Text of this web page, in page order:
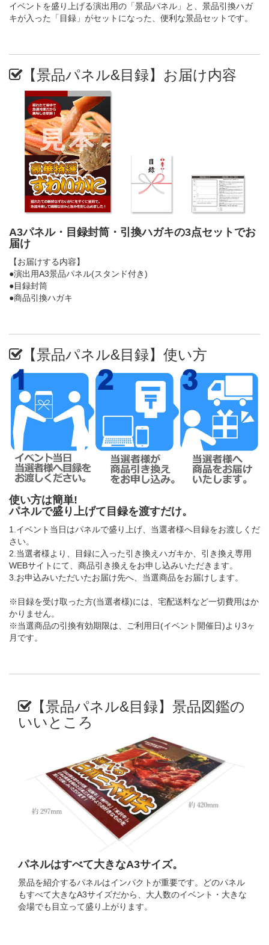
イベントを盛り上げる演出用の「景品パネル」と、景品引換ハガ
キが入った「目録」がセットになった、便利な景品セットです。
【景品パネル&目録】お届け内容
A3パネル・目録封筒・引換ハガキの3点セットでお
届け
【お届けする内容】
●演出用A3景品パネル(スタンド付き)
●目録封筒
●商品引換ハガキ
【景品パネル&目録】使い方
使い方は簡単!
パネルで盛り上げて目録を渡すだけ。
1.イベント当日はパネルで盛り上げ、当選者様へ目録をお渡しくだ
さい。
2.当選者様より、目録に入った引き換えハガキか、引き換え専用
WEBサイトにて、商品引き換えをお申し込みいただきます。
3.お申込みいただいたお届け先へ、当選商品をお届けします。
※目録を受け取った方(当選者様)には、宅配送料など一切費用はか
かりません。
※当選商品の引換有効期限は、ご利用日(イベント開催日)より3ヶ
月です。
【景品パネル&目録】景品図鑑の
いいところ
パネルはすべて大きなA3サイズ。
景品を紹介するパネルはインパクトが重要です。どのパネル
もすべて大きなA3サイズだから、大人数のイベント・大きな
会場でも目立って盛り上がります。